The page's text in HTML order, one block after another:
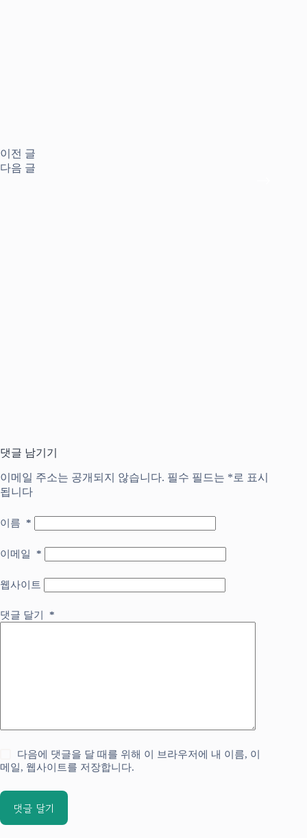
이전 글
다음 글
댓글 남기기
이메일 주소는 공개되지 않습니다. 필수 필드는 * 로 표시
됩니다
이름 *
이메일 *
웹사이트
댓글 달기 *
다음에 댓글을 달 때를 위해 이 브라우저에 내 이름, 이
메일, 웹사이트를 저장합니다.
댓글 달기